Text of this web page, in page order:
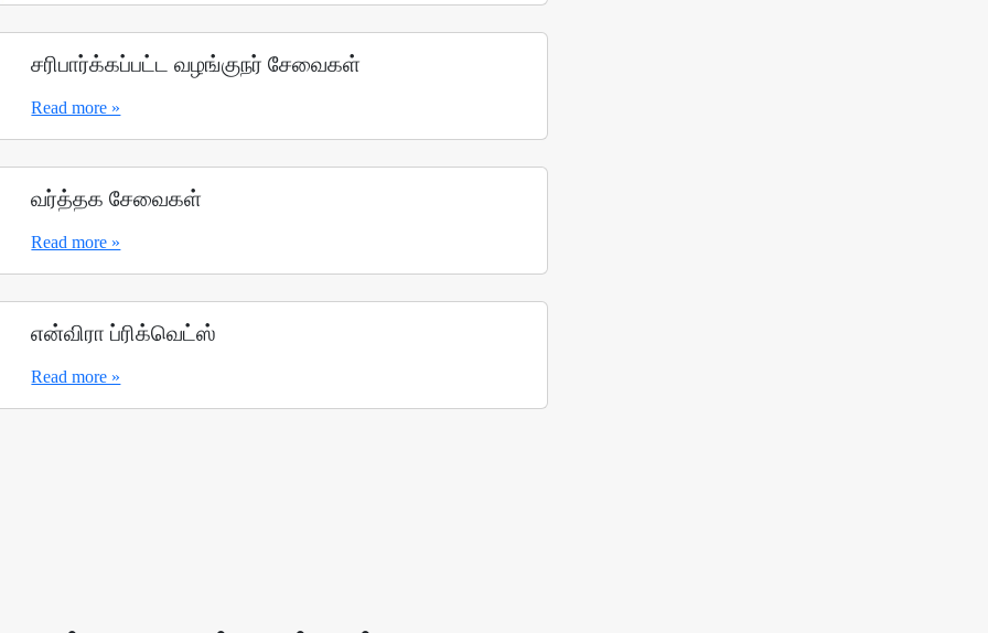
சரிபார்க்கப்பட்ட வழங்குநர் சேவைகள்
Read more »
வர்த்தக சேவைகள்
Read more »
என்விரா ப்ரிக்வெட்ஸ்
Read more »